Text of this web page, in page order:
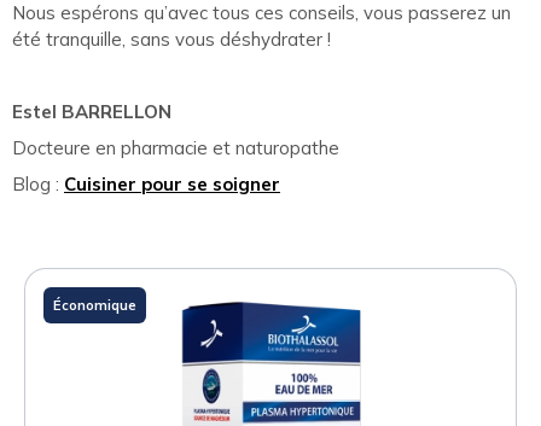
Nous espérons qu’avec tous ces conseils, vous passerez un
été tranquille, sans vous déshydrater !
Estel BARRELLON
Docteure en pharmacie et naturopathe
Blog : Cuisiner pour se soigner
Économique